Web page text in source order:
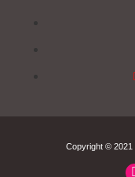
Copyright © 2021